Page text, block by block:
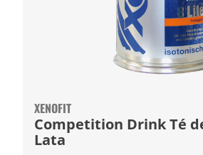
XENOFIT
Competition Drink Té
Lata